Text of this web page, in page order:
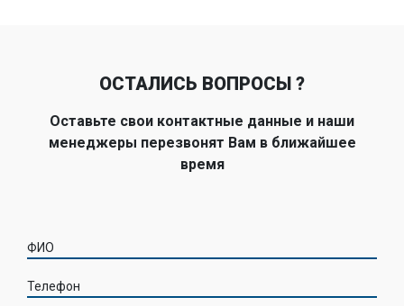
ОСТАЛИСЬ ВОПРОСЫ ?
Оставьте свои контактные данные и наши
менеджеры перезвонят Вам в ближайшее
время
ФИО
Телефон